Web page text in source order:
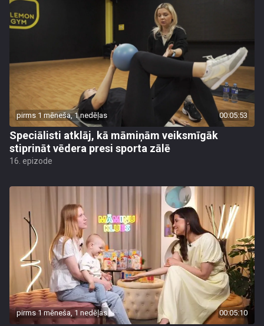
pirms 1 mēneša, 1 nedēļas 00:05:53
Speciālisti atklāj, kā māmiņām veiksmīgāk
stiprināt vēdera presi sporta zālē
16. epizode
pirms 1 mēneša, 1 nedēļas 00:05:10